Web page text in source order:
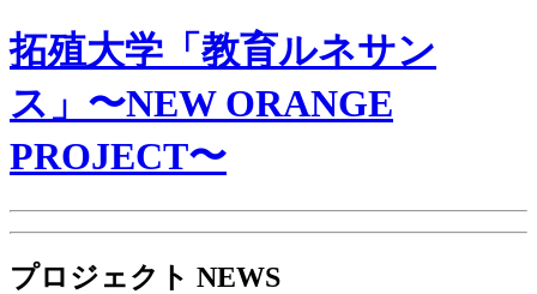
拓殖大学「教育ルネサン
ス」〜NEW ORANGE
PROJECT〜
プロジェクト NEWS